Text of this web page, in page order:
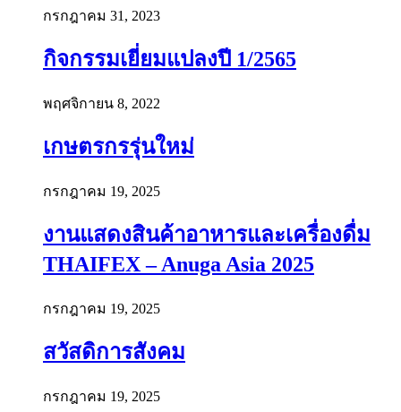
กรกฎาคม 31, 2023
กิจกรรมเยี่ยมแปลงปี 1/2565
พฤศจิกายน 8, 2022
เกษตรกรรุ่นใหม่
กรกฎาคม 19, 2025
งานแสดงสินค้าอาหารและเครื่องดื่ม
THAIFEX – Anuga Asia 2025
กรกฎาคม 19, 2025
สวัสดิการสังคม
กรกฎาคม 19, 2025